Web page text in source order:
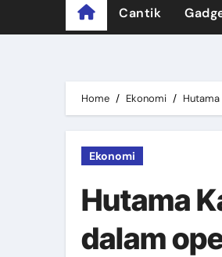
Cantik
Home Ekonomi
Ekonomi
Hutama
dalam